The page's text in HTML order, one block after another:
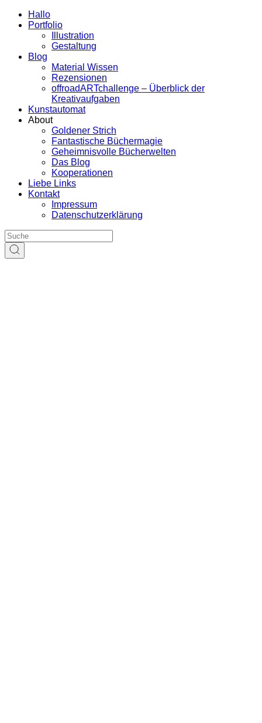
Hallo
Portfolio
Illustration
Gestaltung
Blog
Material Wissen
Rezensionen
offroadARTchallenge – Überblick der
Kreativaufgaben
Kunstautomat
About
Goldener Strich
Fantastische Büchermagie
Geheimnisvolle Bücherwelten
Das Blog
Kooperationen
Liebe Links
Kontakt
Impressum
Datenschutzerklärung